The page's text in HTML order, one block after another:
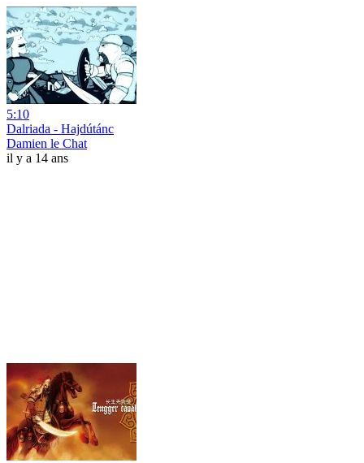
5:10
Dalriada - Hajdútánc
Damien le Chat
il y a 14 ans